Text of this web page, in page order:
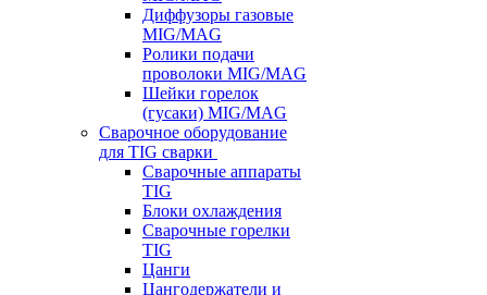
Диффузоры газовые
MIG/MAG
Ролики подачи
проволоки MIG/MAG
Шейки горелок
(гусаки) MIG/MAG
Сварочное оборудование
для TIG сварки
Сварочные аппараты
TIG
Блоки охлаждения
Сварочные горелки
TIG
Цанги
Цангодержатели и